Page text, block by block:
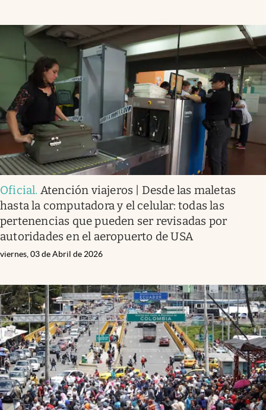
Oficial. Atención viajeros | Desde las maletas
hasta la computadora y el celular: todas las
pertenencias que pueden ser revisadas por
autoridades en el aeropuerto de USA
viernes, 03 de Abril de 2026